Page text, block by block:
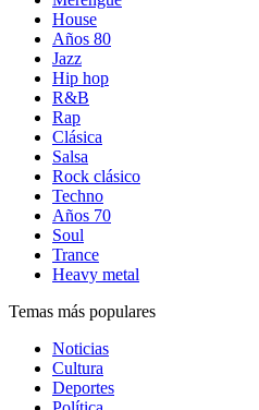
House
Años 80
Jazz
Hip hop
R&B
Rap
Clásica
Salsa
Rock clásico
Techno
Años 70
Soul
Trance
Heavy metal
Temas más populares
Noticias
Cultura
Deportes